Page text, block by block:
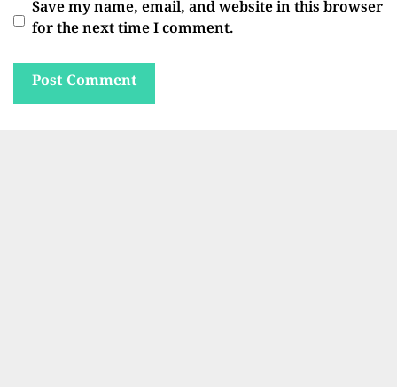
Save my name, email, and website in this browser
for the next time I comment.